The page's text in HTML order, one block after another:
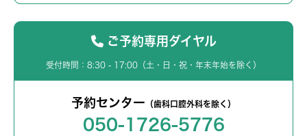
ご予約専用ダイヤル
受付時間：8:30 - 17:00（土・日・祝・年末年始を除く）
予約センター （歯科口腔外科を除く）
050-1726-5776